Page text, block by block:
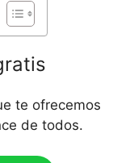
te ofrecemos
de todos.